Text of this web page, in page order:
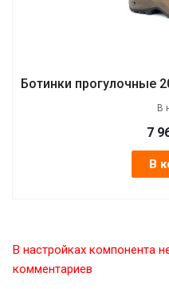
Ботинки прогулочные
В
7
В
В настройках компонента
комментариев